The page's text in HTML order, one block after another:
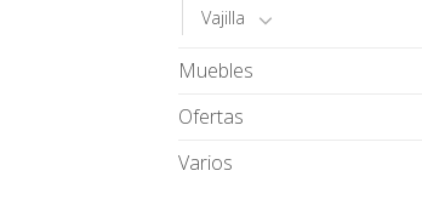
Vajilla
Muebles
Ofertas
Varios